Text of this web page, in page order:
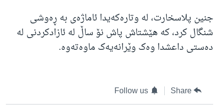
جنین پلاسخارت، لە وتارەکەیدا ئاماژەی بە ڕەوشی
شنگال کرد، کە هێشتاش پاش نۆ ساڵ لە ئازادکردنی لە
دەستی داعشدا وەک وێرانەیەک ماوەتەوە.
Share
Follow us